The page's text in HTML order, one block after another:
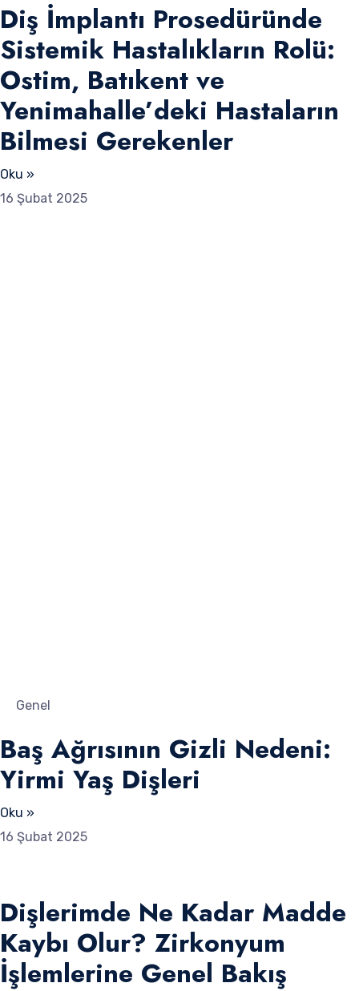
Diş İmplantı Prosedüründe
Sistemik Hastalıkların Rolü:
Ostim, Batıkent ve
Yenimahalle’deki Hastaların
Bilmesi Gerekenler
Oku »
16 Şubat 2025
Genel
Baş Ağrısının Gizli Nedeni:
Yirmi Yaş Dişleri
Oku »
16 Şubat 2025
Dişlerimde Ne Kadar Madde
Kaybı Olur? Zirkonyum
İşlemlerine Genel Bakış